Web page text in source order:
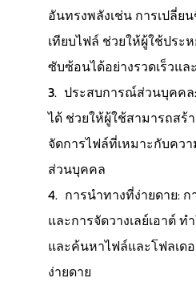
อันทรงพลังเช่น การเปลี่ย
เทียบไฟล์ ช่วยให้ผู้ใช้ประ
ซับซ้อนได้อย่างรวดเร็วแล
ประสบการณ์ส่วนบุคคล
ได้ ช่วยให้ผู้ใช้สามารถสร้
จัดการไฟล์ที่เหมาะกับคว
ส่วนบุคคล
การนำทางที่ง่ายดาย:
และการจัดวางเลย์เอาต์
และค้นหาไฟล์และโฟลเด
ง่ายดาย